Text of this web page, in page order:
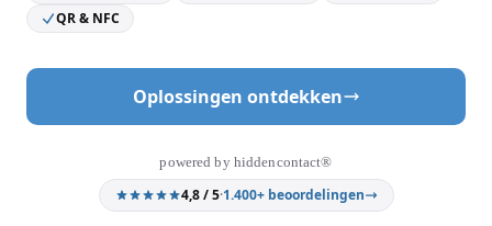
QR & NFC
Oplossingen ontdekken
powered by hiddencontact®
4,8 / 5·1.400+ beoordelingen